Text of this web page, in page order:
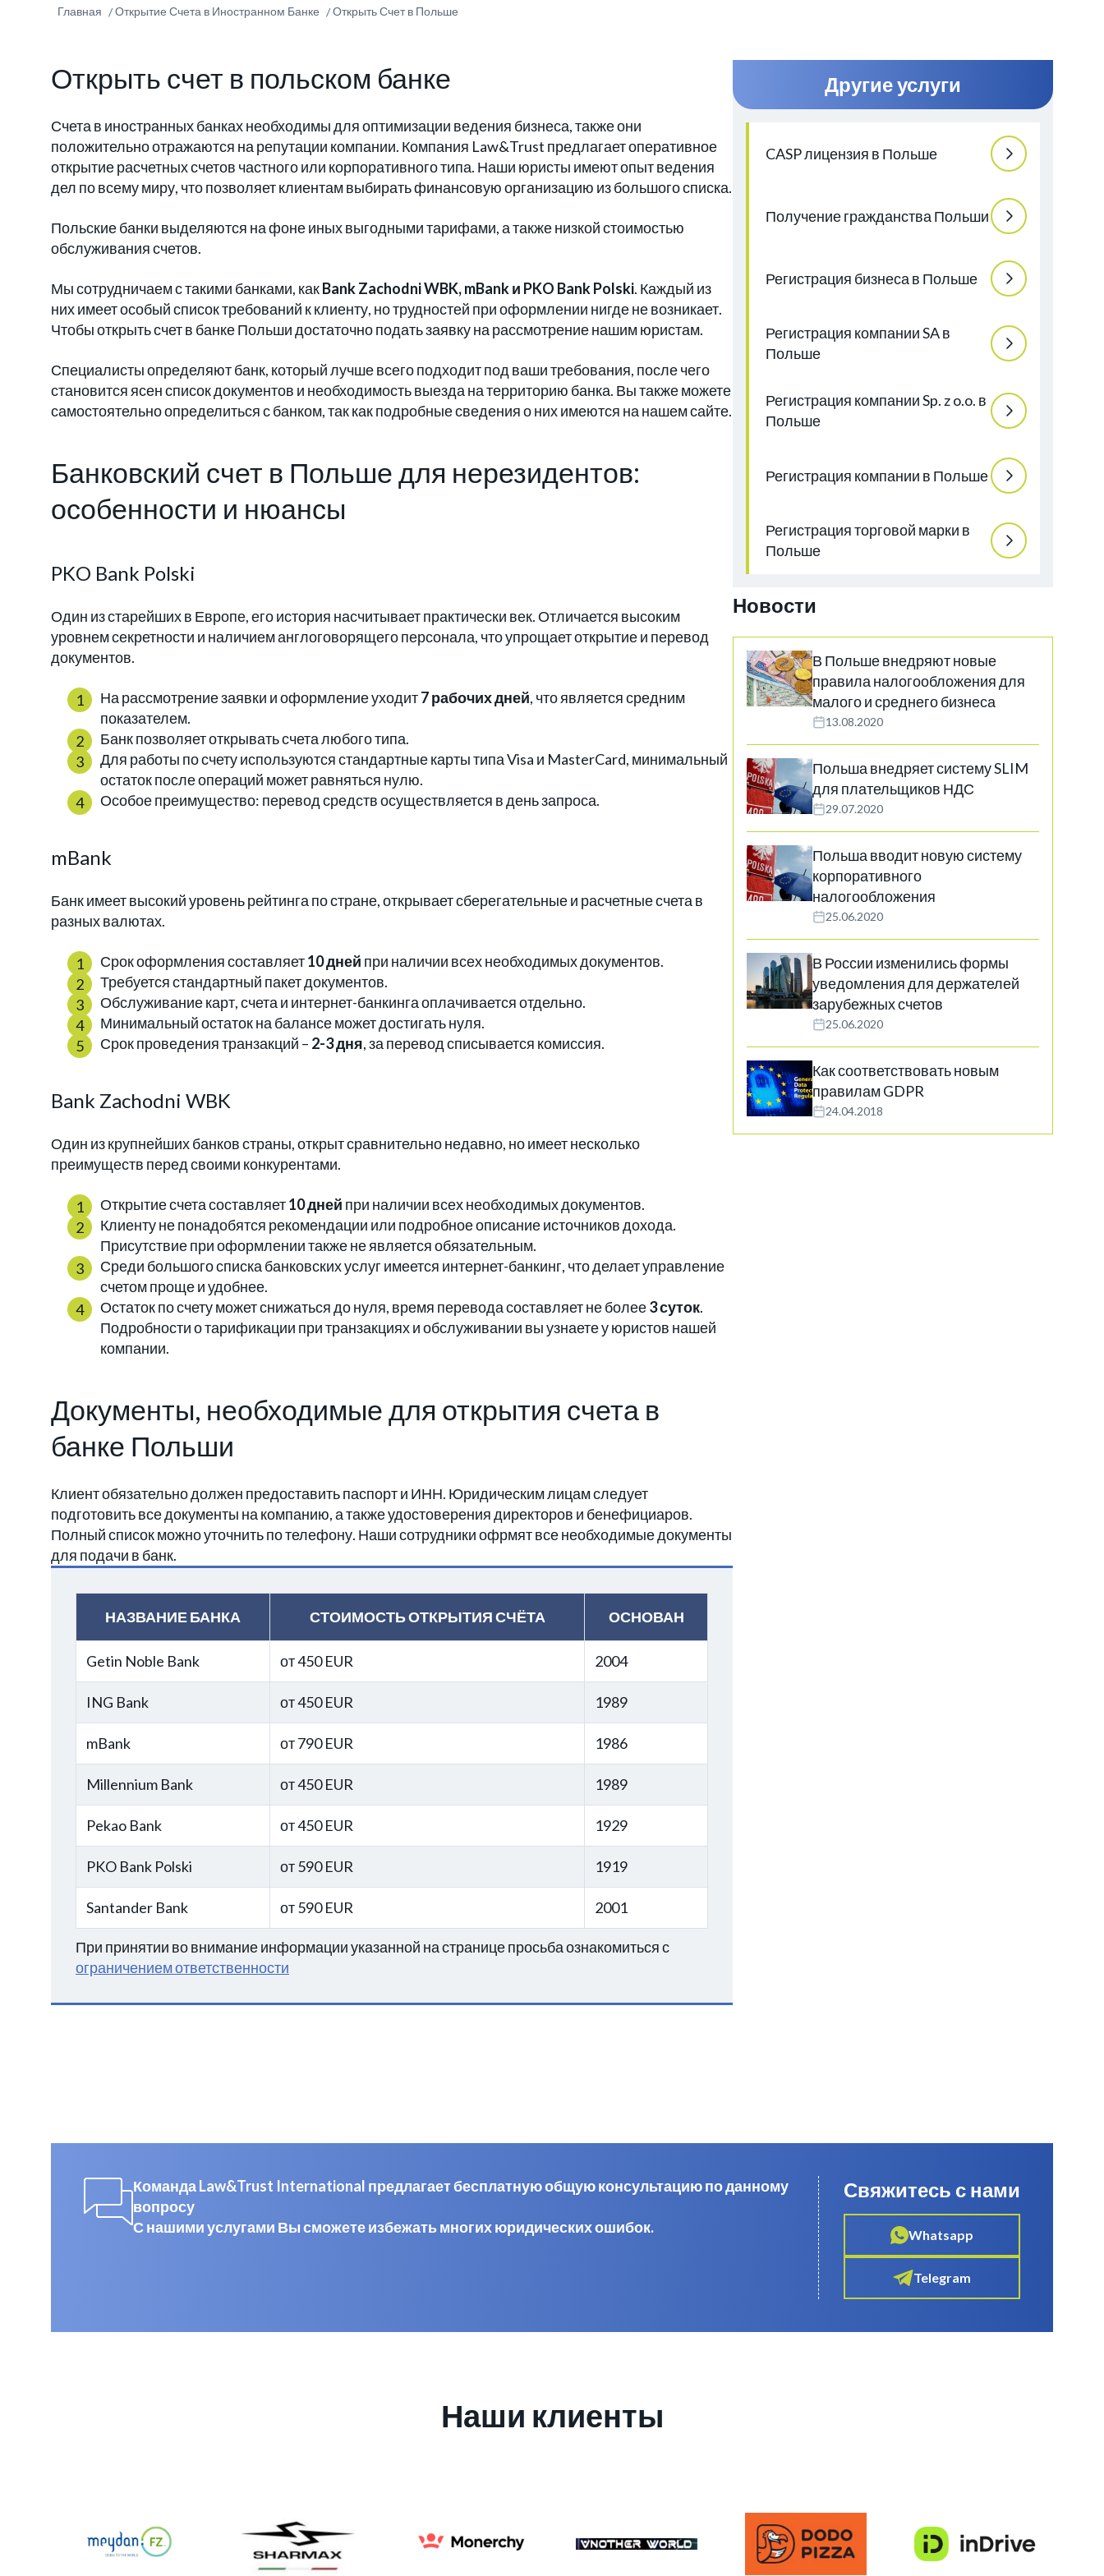
Главная Открытие Счета в Иностранном Банке Открыть Счет в Польше
Открыть счет в польском банке
Счета в иностранных банках необходимы для оптимизации ведения бизнеса, также они
положительно отражаются на репутации компании. Компания Law&Trust предлагает оперативное
открытие расчетных счетов частного или корпоративного типа. Наши юристы имеют опыт ведения
дел по всему миру, что позволяет клиентам выбирать финансовую организацию из большого списка.
Польские банки выделяются на фоне иных выгодными тарифами, а также низкой стоимостью
обслуживания счетов.
Мы сотрудничаем с такими банками, какBank Zachodni WBK, mBank и PKO Bank Polski. Каждый из
них имеет особый список требований к клиенту, но трудностей при оформлении нигде не возникает.
Чтобы открыть счет в банке Польши достаточно подать заявку на рассмотрение нашим юристам.
Специалисты определяют банк, который лучше всего подходит под ваши требования, после чего
становится ясен список документов и необходимость выезда на территорию банка. Вы также можете
самостоятельно определиться с банком, так как подробные сведения о них имеются на нашем сайте.
Банковский счет в Польше для нерезидентов:
особенности и нюансы
PKO Bank Polski
Один из старейших в Европе, его история насчитывает практически век. Отличается высоким
уровнем секретности и наличием англоговорящего персонала, что упрощает открытие и перевод
документов.
На рассмотрение заявки и оформление уходит7 рабочих дней, что является средним
показателем.
Банк позволяет открывать счета любого типа.
Для работы по счету используются стандартные карты типа Visa и MasterCard, минимальный
остаток после операций может равняться нулю.
Особое преимущество: перевод средств осуществляется в день запроса.
mBank
Банк имеет высокий уровень рейтинга по стране, открывает сберегательные и расчетные счета в
разных валютах.
Срок оформления составляет10 дней при наличии всех необходимых документов.
Требуется стандартный пакет документов.
Обслуживание карт, счета и интернет-банкинга оплачивается отдельно.
Минимальный остаток на балансе может достигать нуля.
Срок проведения транзакций – 2-3 дня, за перевод списывается комиссия.
Bank Zachodni WBK
Один из крупнейших банков страны, открыт сравнительно недавно, но имеет несколько
преимуществ перед своими конкурентами.
Открытие счета составляет10 дней при наличии всех необходимых документов.
Клиенту не понадобятся рекомендации или подробное описание источников дохода.
Присутствие при оформлении также не является обязательным.
Среди большого списка банковских услуг имеется интернет-банкинг, что делает управление
счетом проще и удобнее.
Остаток по счету может снижаться до нуля, время перевода составляет не более3 суток.
Подробности о тарификации при транзакциях и обслуживании вы узнаете у юристов нашей
компании.
Документы, необходимые для открытия счета в
банке Польши
Клиент обязательно должен предоставить паспорт и ИНН. Юридическим лицам следует
подготовить все документы на компанию, а также удостоверения директоров и бенефициаров.
Полный список можно уточнить по телефону. Наши сотрудники офрмят все необходимые документы
для подачи в банк.
НАЗВАНИЕ БАНКА СТОИМОСТЬ ОТКРЫТИЯ СЧЁТА ОСНОВАН
Getin Noble Bank от 450 EUR 2004
ING Bank от 450 EUR 1989
mBank от 790 EUR 1986
Millennium Bank от 450 EUR 1989
Pekao Bank от 450 EUR 1929
PKO Bank Polski от 590 EUR 1919
Santander Bank от 590 EUR 2001
При принятии во внимание информации указанной на странице просьба ознакомиться с
ограничением ответственности
Другие услуги
CASP лицензия в Польше
Получение гражданства Польши
Регистрация бизнеса в Польше
Регистрация компании SA в
Польше
Регистрация компании Sp. z o.o. в
Польше
Регистрация компании в Польше
Регистрация торговой марки в
Польше
Новости
В Польше внедряют новые
правила налогообложения для
малого и среднего бизнеса
13.08.2020
Польша внедряет систему SLIM
для плательщиков НДС
29.07.2020
Польша вводит новую систему
корпоративного
налогообложения
25.06.2020
В России изменились формы
уведомления для держателей
зарубежных счетов
25.06.2020
Как соответствовать новым
правилам GDPR
24.04.2018
Команда Law&Trust International предлагает бесплатную общую консультацию по данному
вопросу
С нашими услугами Вы сможете избежать многих юридических ошибок.
Свяжитесь с нами
Whatsapp
Telegram
Наши клиенты